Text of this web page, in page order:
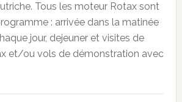
Tous les moteur Rotax sont
: arrivée dans la matinée
jour, dejeuner et visites de
et/ou vols de démonstration avec